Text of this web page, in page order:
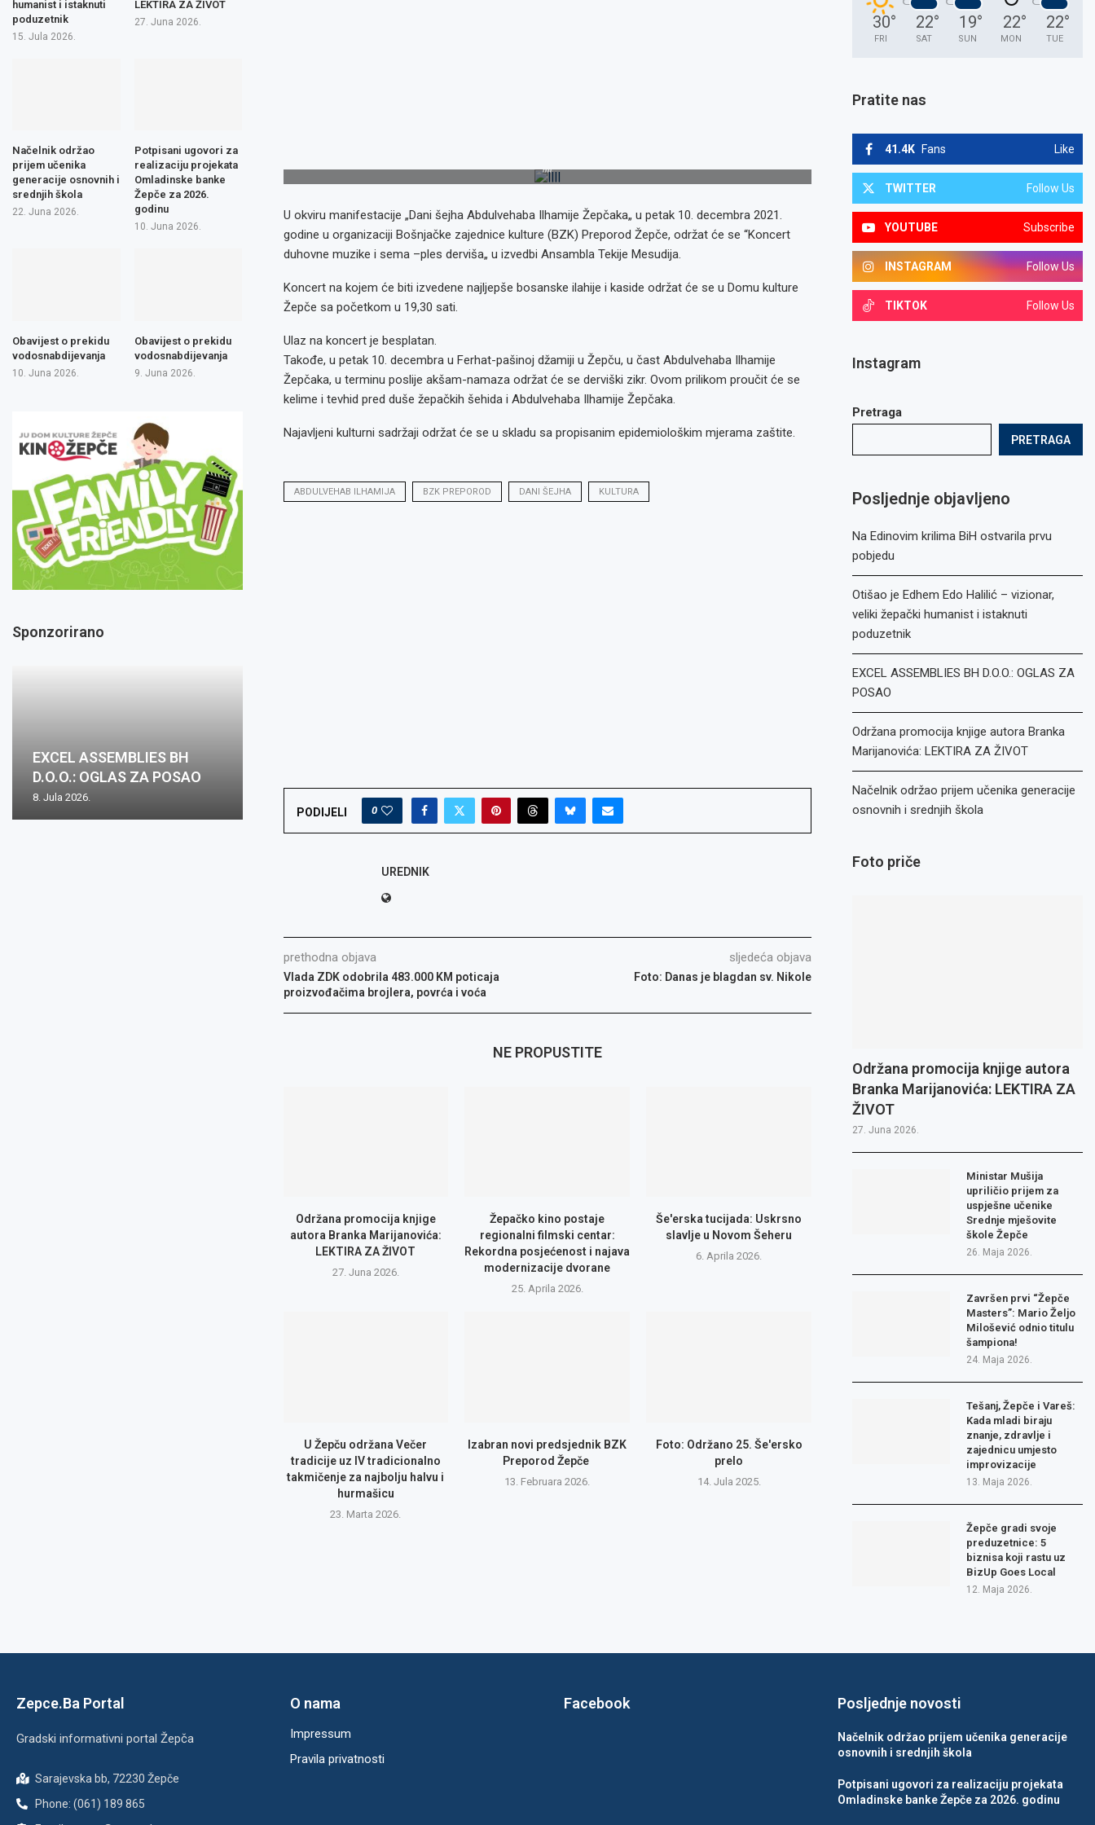
||||
U okviru manifestacije „Dani šejha Abdulvehaba Ilhamije Žepčaka„ u petak 10. decembra 2021.
godine u organizaciji Bošnjačke zajednice kulture (BZK) Preporod Žepče, održat će se “Koncert
duhovne muzike i sema –ples derviša„ u izvedbi Ansambla Tekije Mesudija.
Koncert na kojem će biti izvedene najljepše bosanske ilahije i kaside održat će se u Domu kulture
Žepče sa početkom u 19,30 sati.
Ulaz na koncert je besplatan.
Takođe, u petak 10. decembra u Ferhat-pašinoj džamiji u Žepču, u čast Abdulvehaba Ilhamije
Žepčaka, u terminu poslije akšam-namaza održat će se derviški zikr. Ovom prilikom proučit će se
kelime i tevhid pred duše žepačkih šehida i Abdulvehaba Ilhamije Žepčaka.
Najavljeni kulturni sadržaji održat će se u skladu sa propisanim epidemiološkim mjerama zaštite.
ABDULVEHAB ILHAMIJA BZK PREPOROD DANI ŠEJHA KULTURA
PODIJELI 0
UREDNIK
prethodna objava
Vlada ZDK odobrila 483.000 KM poticaja
proizvođačima brojlera, povrća i voća
sljedeća objava
Foto: Danas je blagdan sv. Nikole
NE PROPUSTITE
Održana promocija knjige
autora Branka Marijanovića:
LEKTIRA ZA ŽIVOT
27. Juna 2026.
Žepačko kino postaje
regionalni filmski centar:
Rekordna posjećenost i najava
modernizacije dvorane
25. Aprila 2026.
Še'erska tucijada: Uskrsno
slavlje u Novom Šeheru
6. Aprila 2026.
U Žepču održana Večer
tradicije uz IV tradicionalno
takmičenje za najbolju halvu i
hurmašicu
23. Marta 2026.
Izabran novi predsjednik BZK
Preporod Žepče
13. Februara 2026.
Foto: Održano 25. Še'ersko
prelo
14. Jula 2025.
30°
FRI
22°
SAT
19°
SUN
22°
MON
22°
TUE
Pratite nas
41.4K Fans Like
TWITTER Follow Us
YOUTUBE Subscribe
INSTAGRAM Follow Us
TIKTOK Follow Us
Instagram
Pretraga
PRETRAGA
Posljednje objavljeno
Na Edinovim krilima BiH ostvarila prvu
pobjedu
Otišao je Edhem Edo Halilić – vizionar,
veliki žepački humanist i istaknuti
poduzetnik
EXCEL ASSEMBLIES BH D.O.O.: OGLAS ZA
POSAO
Održana promocija knjige autora Branka
Marijanovića: LEKTIRA ZA ŽIVOT
Načelnik održao prijem učenika generacije
osnovnih i srednjih škola
Foto priče
Održana promocija knjige autora
Branka Marijanovića: LEKTIRA ZA
ŽIVOT
27. Juna 2026.
Ministar Mušija
upriličio prijem za
uspješne učenike
Srednje mješovite
škole Žepče
26. Maja 2026.
Završen prvi “Žepče
Masters”: Mario Željo
Milošević odnio titulu
šampiona!
24. Maja 2026.
Tešanj, Žepče i Vareš:
Kada mladi biraju
znanje, zdravlje i
zajednicu umjesto
improvizacije
13. Maja 2026.
Žepče gradi svoje
preduzetnice: 5
biznisa koji rastu uz
BizUp Goes Local
12. Maja 2026.
humanist i istaknuti
poduzetnik
15. Jula 2026.
LEKTIRA ZA ŽIVOT
27. Juna 2026.
Načelnik održao
prijem učenika
generacije osnovnih i
srednjih škola
22. Juna 2026.
Potpisani ugovori za
realizaciju projekata
Omladinske banke
Žepče za 2026.
godinu
10. Juna 2026.
Obavijest o prekidu
vodosnabdijevanja
10. Juna 2026.
Obavijest o prekidu
vodosnabdijevanja
9. Juna 2026.
Sponzorirano
EXCEL ASSEMBLIES BH
D.O.O.: OGLAS ZA POSAO
8. Jula 2026.
Zepce.Ba Portal
Gradski informativni portal Žepča
Sarajevska bb, 72230 Žepče
Phone: (061) 189 865
O nama
Impressum
Pravila privatnosti
Facebook Posljednje novosti
Načelnik održao prijem učenika generacije
osnovnih i srednjih škola
Potpisani ugovori za realizaciju projekata
Omladinske banke Žepče za 2026. godinu